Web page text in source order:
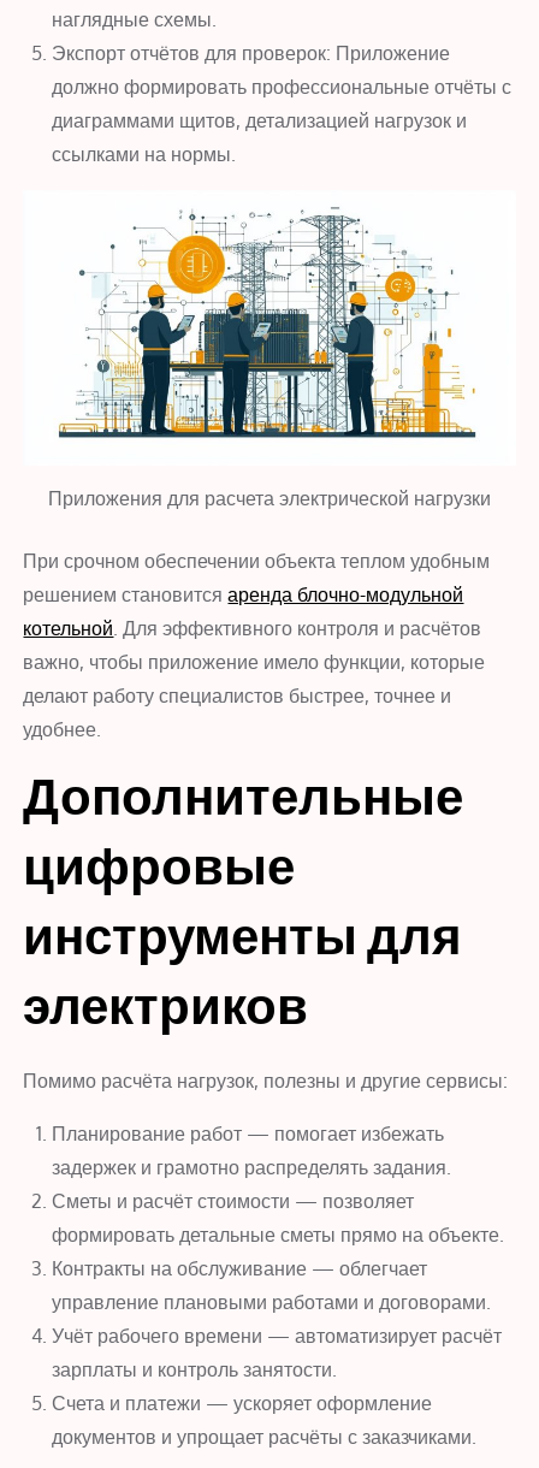
наглядные схемы.
Экспорт отчётов для проверок: Приложение
должно формировать профессиональные отчёты с
диаграммами щитов, детализацией нагрузок и
ссылками на нормы.
Приложения для расчета электрической нагрузки
При срочном обеспечении объекта теплом удобным
решением становитсяаренда блочно-модульной
котельной. Для эффективного контроля и расчётов
важно, чтобы приложение имело функции, которые
делают работу специалистов быстрее, точнее и
удобнее.
Дополнительные
цифровые
инструменты для
электриков
Помимо расчёта нагрузок, полезны и другие сервисы:
Планирование работ — помогает избежать
задержек и грамотно распределять задания.
Сметы и расчёт стоимости — позволяет
формировать детальные сметы прямо на объекте.
Контракты на обслуживание — облегчает
управление плановыми работами и договорами.
Учёт рабочего времени — автоматизирует расчёт
зарплаты и контроль занятости.
Счета и платежи — ускоряет оформление
документов и упрощает расчёты с заказчиками.